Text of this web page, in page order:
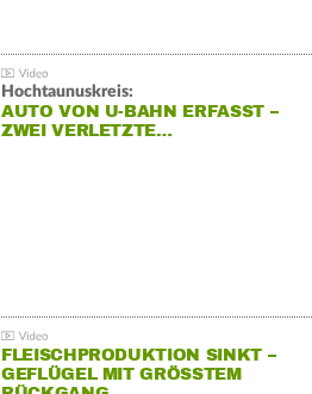
Hochtaunuskreis:
AUTO VON U-BAHN ERFASST –
ZWEI VERLETZTE…
FLEISCHPRODUKTION SINKT –
GEFLÜGEL MIT GRÖSSTEM R